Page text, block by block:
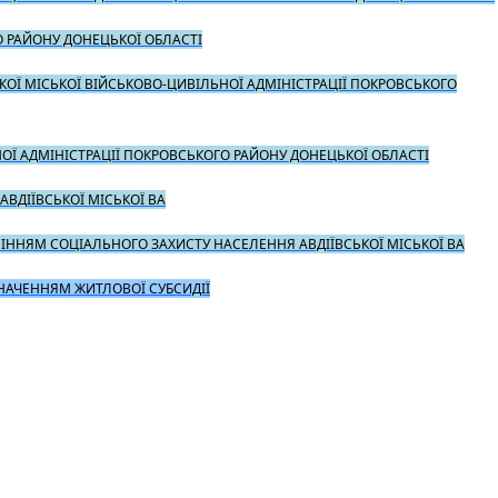
РАЙОНУ ДОНЕЦЬКОЇ ОБЛАСТІ
ВІЙСЬКОВО-ЦИВІЛЬНОЇ АДМІНІСТРАЦІЇ ПОКРОВСЬКОГО
АДМІНІСТРАЦІЇ ПОКРОВСЬКОГО РАЙОНУ ДОНЕЦЬКОЇ ОБЛАСТІ
МІСЬКОЇ ВА
СОЦІАЛЬНОГО ЗАХИСТУ НАСЕЛЕННЯ АВДІЇВСЬКОЇ МІСЬКОЇ ВА
ЖИТЛОВОЇ СУБСИДІЇ